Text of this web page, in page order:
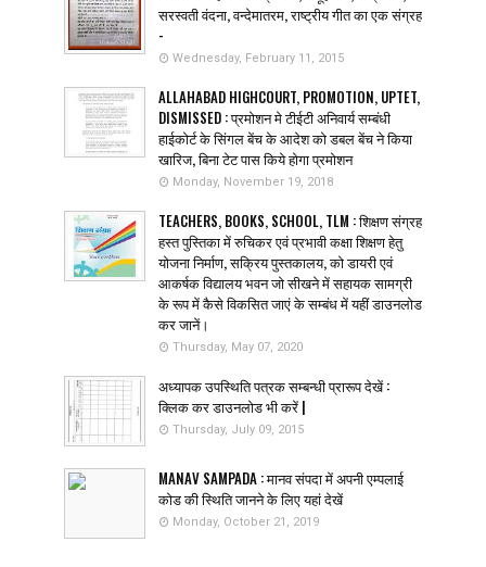
सरस्वती वंदना, वन्देमातरम, राष्ट्रीय गीत का एक संग्रह
-
Wednesday, February 11, 2015
ALLAHABAD HIGHCOURT, PROMOTION, UPTET,
DISMISSED : प्रमोशन मे टीईटी अनिवार्य सम्बंधी
हाईकोर्ट के सिंगल बेंच के आदेश को डबल बेंच ने किया
खारिज, बिना टेट पास किये होगा प्रमोशन
Monday, November 19, 2018
TEACHERS, BOOKS, SCHOOL, TLM : शिक्षण संग्रह
हस्त पुस्तिका में रुचिकर एवं प्रभावी कक्षा शिक्षण हेतु
योजना निर्माण, सक्रिय पुस्तकालय, को डायरी एवं
आकर्षक विद्यालय भवन जो सीखने में सहायक सामग्री
के रूप में कैसे विकसित जाएं के सम्बंध में यहीं डाउनलोड
कर जानें।
Thursday, May 07, 2020
अध्यापक उपस्थिति पत्रक सम्बन्धी प्रारूप देखें :
क्लिक कर डाउनलोड भी करें |
Thursday, July 09, 2015
MANAV SAMPADA : मानव संपदा में अपनी एम्पलाई
कोड की स्थिति जानने के लिए यहां देखें
Monday, October 21, 2019